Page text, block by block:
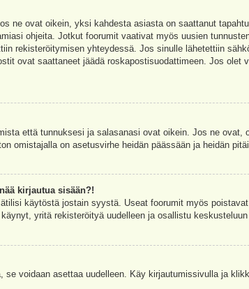
ne ovat oikein, yksi kahdesta asiasta on saattanut
ohjeita. Jotkut foorumit vaativat myös uusien
rekisteröitymisen yhteydessä. Jos sinulle lähetettiin
ovat saattaneet jäädä roskapostisuodattimeen. Jos
että tunnuksesi ja salasanasi ovat oikein. Jos ne
omistajalla on asetusvirhe heidän päässään ja heidän
kirjautua sisään?!
käytöstä jostain syystä. Useat foorumit myös
yritä rekisteröityä uudelleen ja osallistu
se voidaan asettaa uudelleen. Käy kirjautumissivulla ja